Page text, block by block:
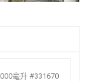
毫升 #331670